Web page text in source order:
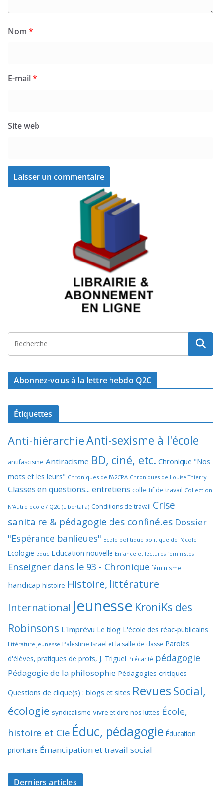
Nom *
E-mail*
Site web
Abonnez-vous à la lettre hebdo Q2C
Étiquettes
Anti-hiérarchieAnti-sexisme à l'école
antifascisme Antiracisme BD, ciné, etc. Chronique "Nos
mots et les leurs" Chroniques de l'A2CPA Chroniques de Louise Thierry
Classes en questions... entretiens collectif de travail Collection
N'Autre école / Q2C (Libertalia) Conditions de travail Crise
sanitaire & pédagogie des confiné.es Dossier
"Espérance banlieues" Ecole politique politique de l'école
Ecologie educ Education nouvelle Enfance et lectures féministes
Enseigner dans le 93 - Chronique féminisme
handicap histoire Histoire, littérature
International Jeunesse KroniKs des
Robinsons L'Imprévu Le blog L'école des réac-publicains
littérature jeunesse Palestine Israël et la salle de classe Paroles
d'élèves, pratiques de profs, J. Triguel Précarité pédagogie
Pédagogie de la philosophie Pédagogies critiques
Questions de clique(s) : blogs et sites RevuesSocial,
écologie syndicalisme Vivre et dire nos luttes École,
histoire et Cie Éduc, pédagogie Éducation
prioritaire Émancipation et travail social
Derniers articles